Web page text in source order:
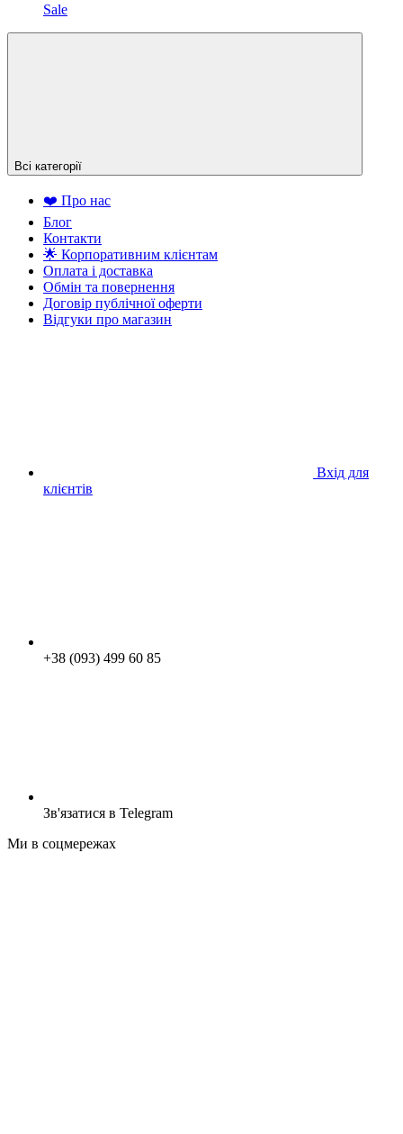
Sale
Всі категорії
❤️ Про нас
Блог
Контакти
🌟 Корпоративним клієнтам
Оплата і доставка
Обмін та повернення
Договір публічної оферти
Відгуки про магазин
Вхід для
клієнтів
+38 (093) 499 60 85
Зв'язатися в Telegram
Ми в соцмережах